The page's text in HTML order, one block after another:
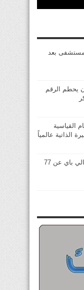
بعد
يحطم الرقم
القياسية
الذاتية عالمياً
وفاة الممثلة الفرنسية ناتالي باي عن 77